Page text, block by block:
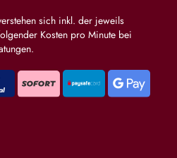
sich inkl. der jeweils
Kosten pro Minute bei